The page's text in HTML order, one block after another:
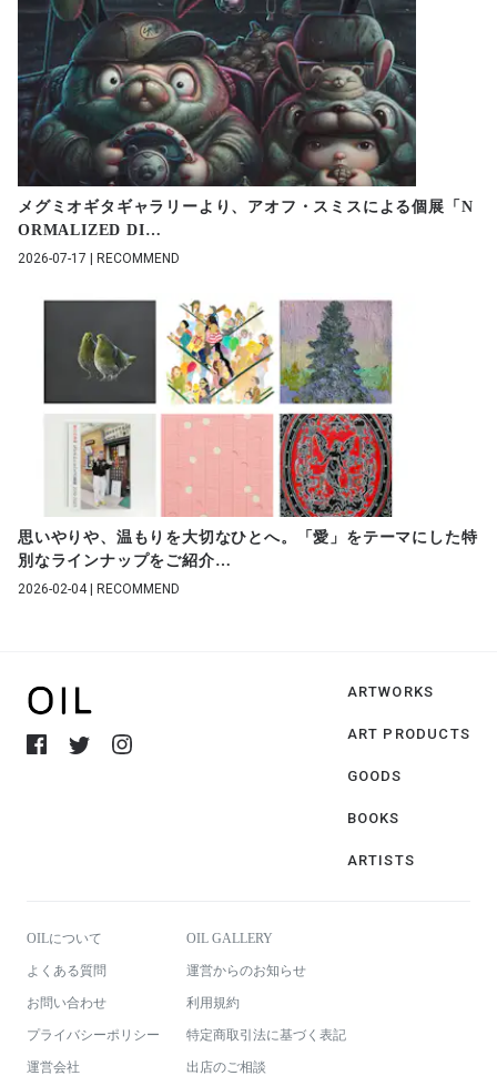
メグミオギタギャラリーより、アオフ・スミスによる個展「N
ORMALIZED DI…
2026-07-17 | RECOMMEND
思いやりや、温もりを大切なひとへ。「愛」をテーマにした特
別なラインナップをご紹介…
2026-02-04 | RECOMMEND
ARTWORKS
ART PRODUCTS
GOODS
BOOKS
ARTISTS
OILについて OIL GALLERY
よくある質問 運営からのお知らせ
お問い合わせ 利用規約
プライバシーポリシー 特定商取引法に基づく表記
運営会社 出店のご相談